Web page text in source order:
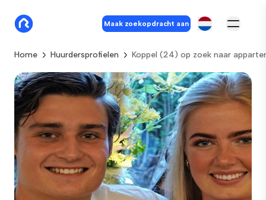
Maak zoekopdracht aan
Home Huurdersprofielen Koppel (24) op zoek naar